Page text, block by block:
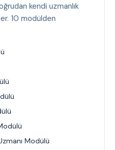
kendi uzmanlık
10 modülden
Modülü